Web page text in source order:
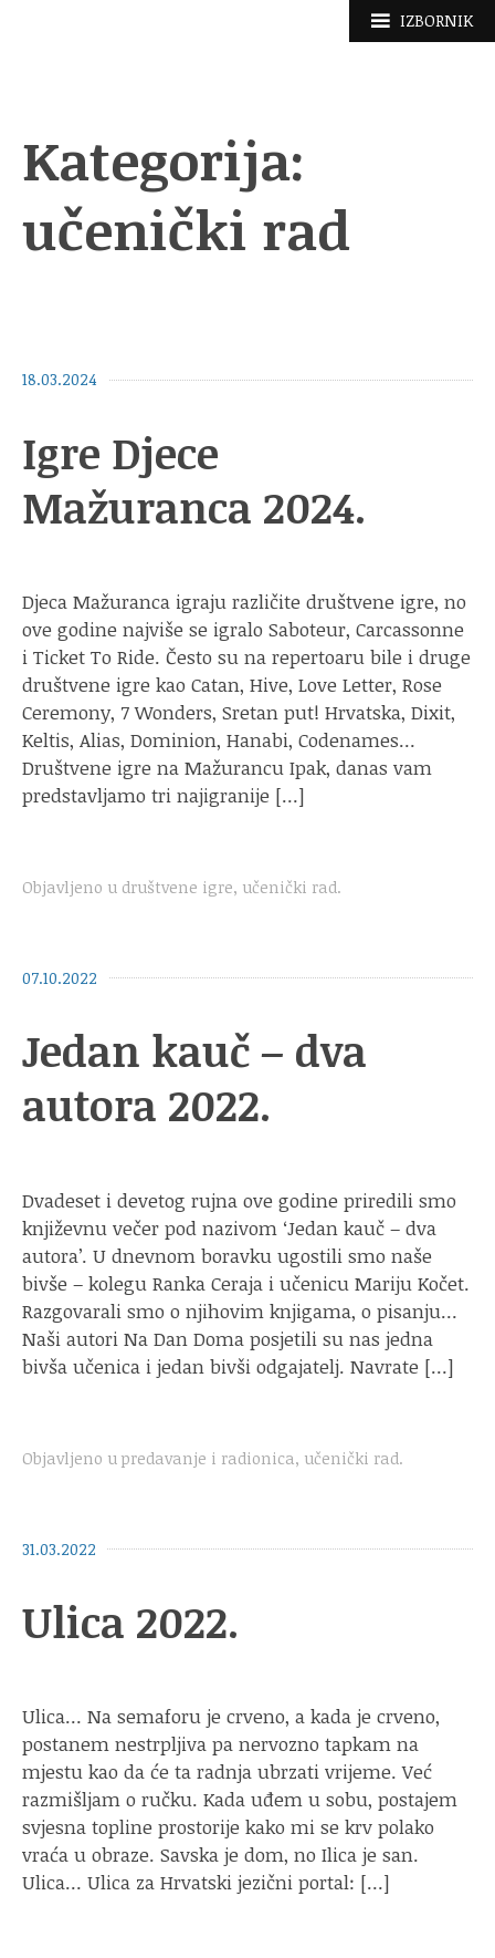
IZBORNIK
Kategorija:
učenički rad
18.03.2024
Igre Djece
Mažuranca 2024.
Djeca Mažuranca igraju različite društvene igre, no
ove godine najviše se igralo Saboteur, Carcassonne
i Ticket To Ride. Često su na repertoaru bile i druge
društvene igre kao Catan, Hive, Love Letter, Rose
Ceremony, 7 Wonders, Sretan put! Hrvatska, Dixit,
Keltis, Alias, Dominion, Hanabi, Codenames…
Društvene igre na Mažurancu Ipak, danas vam
predstavljamo tri najigranije […]
Objavljeno u društvene igre, učenički rad.
07.10.2022
Jedan kauč – dva
autora 2022.
Dvadeset i devetog rujna ove godine priredili smo
književnu večer pod nazivom ‘Jedan kauč – dva
autora’. U dnevnom boravku ugostili smo naše
bivše – kolegu Ranka Ceraja i učenicu Mariju Kočet.
Razgovarali smo o njihovim knjigama, o pisanju…
Naši autori Na Dan Doma posjetili su nas jedna
bivša učenica i jedan bivši odgajatelj. Navrate […]
Objavljeno u predavanje i radionica, učenički rad.
31.03.2022
Ulica 2022.
Ulica… Na semaforu je crveno, a kada je crveno,
postanem nestrpljiva pa nervozno tapkam na
mjestu kao da će ta radnja ubrzati vrijeme. Već
razmišljam o ručku. Kada uđem u sobu, postajem
svjesna topline prostorije kako mi se krv polako
vraća u obraze. Savska je dom, no Ilica je san.
Ulica… Ulica za Hrvatski jezični portal: […]